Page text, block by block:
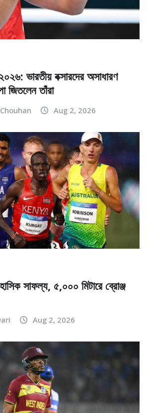
ভারতীয় বক্সারদের অসাধারণ
জিতলেন তাঁরা
Aug 2, 2026
সাফল্য, ৫,০০০ মিটারে ব্রোঞ্জ
Aug 2, 2026